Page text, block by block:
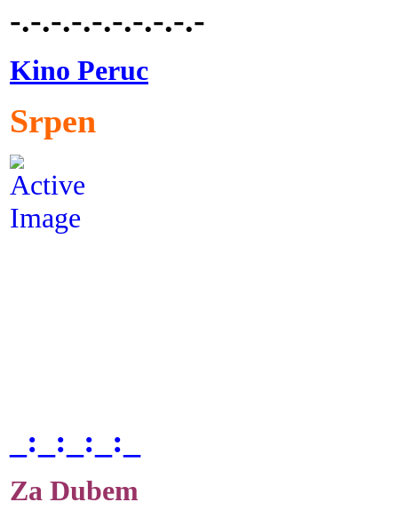
-.-.-.-.-.-.-.-.-.-
Kino Peruc
Srpen
_:_:_:_:_
Za Dubem